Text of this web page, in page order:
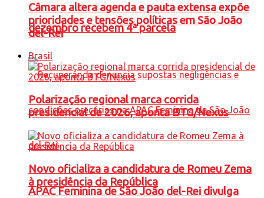
dezembro recebem 4ª parcela
APAC Feminina de São João del-Rei divulga
Câmara altera agenda e pauta extensa expõe
prioridades e tensões políticas em São João
del-Rei
Brasil
Polarização regional marca corrida
presidencial de 2026, aponta BTG/Nexus
Novo oficializa a candidatura de Romeu Zema
à presidência da República